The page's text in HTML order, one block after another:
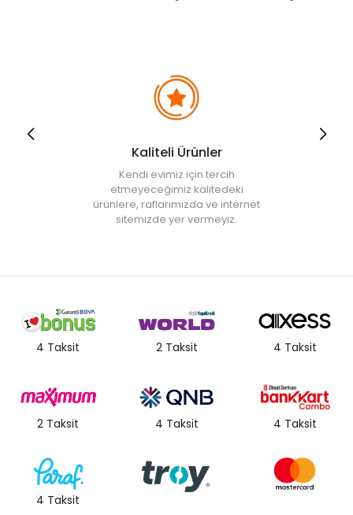
Kaliteli Ürünler
Kendi evimiz için tercih
etmeyeceğimiz kalitedeki
ürünlere, raflarımızda ve internet
sitemizde yer vermeyiz.
4 Taksit 2 Taksit 4 Taksit
2 Taksit 4 Taksit 4 Taksit
4 Taksit